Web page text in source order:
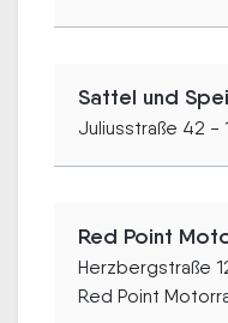
Sattel und
Juliusstraße 42 -
Red Point
Herzbergstraße
Red Point